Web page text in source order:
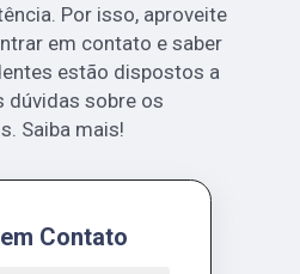
Por isso, aproveite
em contato e saber
estão dispostos a
dúvidas sobre os
Saiba mais!
Contato